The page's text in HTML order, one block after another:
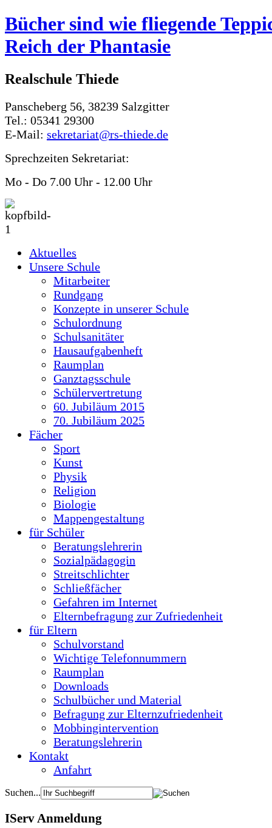
Bücher sind wie fliegende
Reich der Phantasie
Realschule Thiede
Panscheberg 56, 38239 Salzgitter
Tel.: 05341 29300
E-Mail: sekretariat@rs-thiede.de
Sprechzeiten Sekretariat:
Mo - Do 7.00 Uhr - 12.00 Uhr
Aktuelles
Unsere Schule
Mitarbeiter
Rundgang
Konzepte in unserer Schule
Schulordnung
Schulsanitäter
Hausaufgabenheft
Raumplan
Ganztagsschule
Schülervertretung
60. Jubiläum 2015
70. Jubiläum 2025
Fächer
Sport
Kunst
Physik
Religion
Biologie
Mappengestaltung
für Schüler
Beratungslehrerin
Sozialpädagogin
Streitschlichter
Schließfächer
Gefahren im Internet
Elternbefragung zur Zufriedenheit
für Eltern
Schulvorstand
Wichtige Telefonnummern
Raumplan
Downloads
Schulbücher und Material
Befragung zur Elternzufriedenheit
Mobbingintervention
Beratungslehrerin
Kontakt
Anfahrt
Suchen...
IServ Anmeldung